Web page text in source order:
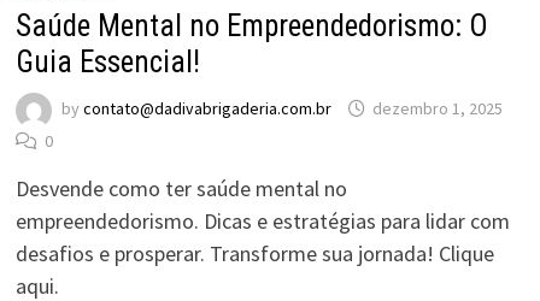
Saúde Mental no Empreendedorismo: O
Guia Essencial!
by contato@dadivabrigaderia.com.br
dezembro 1, 2025
0
Desvende como ter saúde mental no
empreendedorismo. Dicas e estratégias para lidar com
desafios e prosperar. Transforme sua jornada! Clique
aqui.